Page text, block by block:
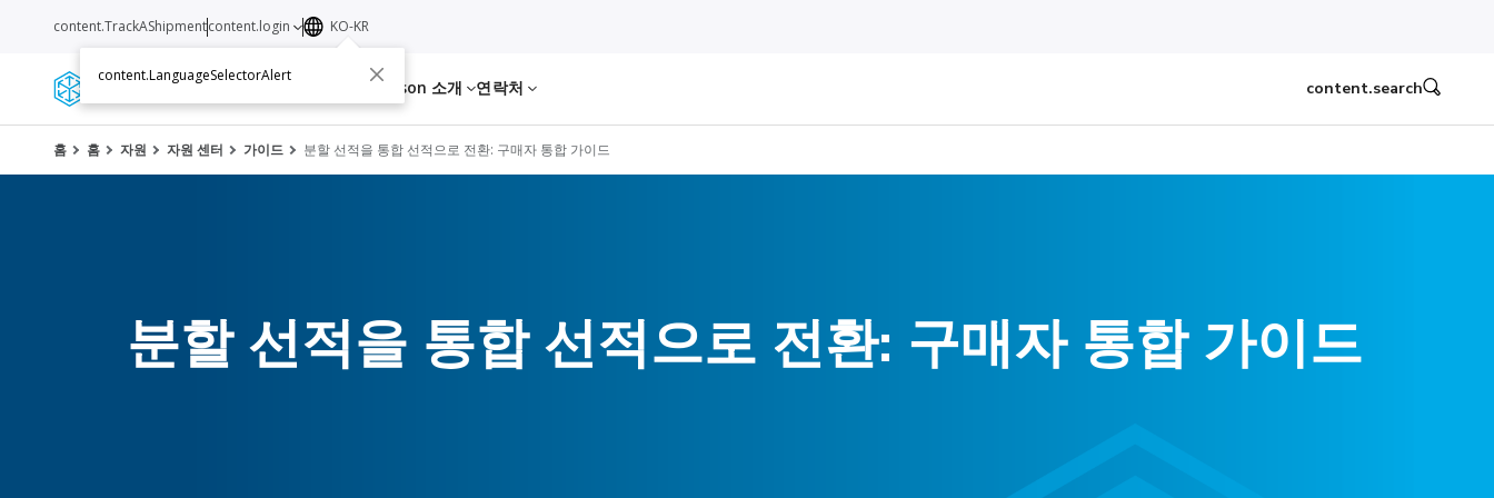
서비스 자원 C.H. Robinson 소개 연락처
content.TrackAShipmentcontent.login KO-KR
content.LanguageSelectorAlert
content.search
홈 홈 자원 자원 센터 가이드 분할 선적을 통합 선적으로 전환: 구매자 통합 가이드
분할 선적을 통합 선적으로 전환: 구매자 통합 가이드